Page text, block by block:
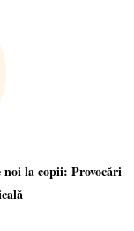
la copii: Provocări